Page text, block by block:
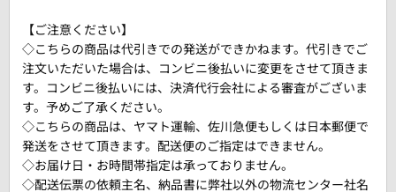
【ご注意ください】
◇こちらの商品は代引きでの発送ができかねます。代引きでご
注文いただいた場合は、コンビニ後払いに変更をさせて頂きま
す。コンビニ後払いには、決済代行会社による審査がございま
す。予めご了承ください。
◇こちらの商品は、ヤマト運輸、佐川急便もしくは日本郵便で
発送をさせて頂きます。配送便のご指定はできません。
◇お届け日・お時間帯指定は承っておりません。
◇配送伝票の依頼主名、納品書に弊社以外の物流センター社名